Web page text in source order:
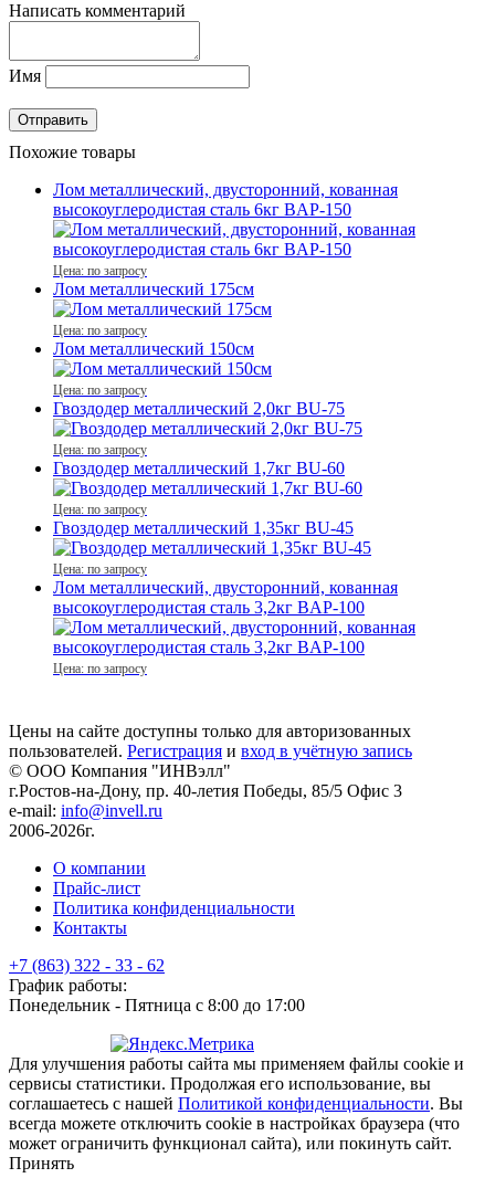
Написать комментарий
Имя
Похожие товары
Лом металлический, двусторонний, кованная
высокоуглеродистая сталь 6кг BAP-150
Цена: по запросу
Лом металлический 175см
Цена: по запросу
Лом металлический 150см
Цена: по запросу
Гвоздодер металлический 2,0кг BU-75
Цена: по запросу
Гвоздодер металлический 1,7кг BU-60
Цена: по запросу
Гвоздодер металлический 1,35кг BU-45
Цена: по запросу
Лом металлический, двусторонний, кованная
высокоуглеродистая сталь 3,2кг BAP-100
Цена: по запросу
Цены на сайте доступны только для авторизованных
пользователей. Регистрация и вход в учётную запись
© ООО Компания "ИНВэлл"
г.Ростов-на-Дону, пр. 40-летия Победы, 85/5 Офис 3
e-mail: info@invell.ru
2006-2026г.
О компании
Прайс-лист
Политика конфиденциальности
Контакты
+7 (863) 322 - 33 - 62
График работы:
Понедельник - Пятница с 8:00 до 17:00
Для улучшения работы сайта мы применяем файлы cookie и
сервисы статистики. Продолжая его использование, вы
соглашаетесь с нашей Политикой конфиденциальности. Вы
всегда можете отключить cookie в настройках браузера (что
может ограничить функционал сайта), или покинуть сайт.
Принять